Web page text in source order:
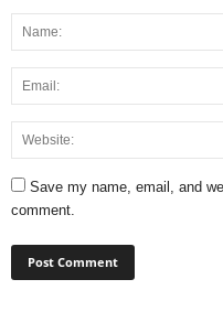
Save my name, email, and
comment.